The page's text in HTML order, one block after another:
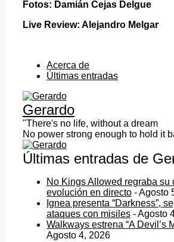
Fotos: Damián Cejas Delgue
Live Review: Alejandro Melgar
Acerca de
Últimas entradas
Gerardo
"There's no life, without a dream
No power strong enough to hold it
Últimas entradas de
No Kings Allowed regraba su
evolución en directo - Agosto
Ignea presenta “Darkness”,
ataques con misiles - Agosto
Walkways estrena “A Devil’s
Agosto 4, 2026